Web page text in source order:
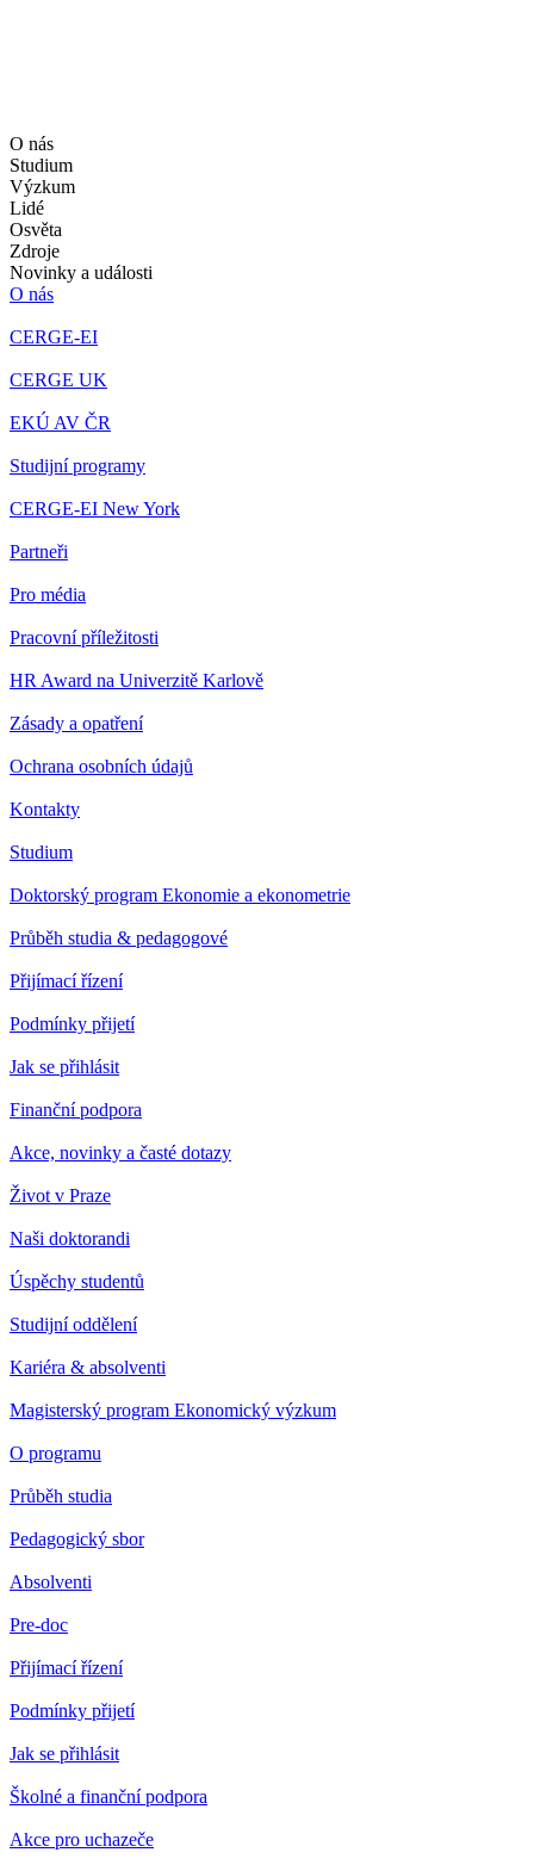
O nás
Studium
Výzkum
Lidé
Osvěta
Zdroje
Novinky a události
O nás
CERGE-EI
CERGE UK
EKÚ AV ČR
Studijní programy
CERGE-EI New York
Partneři
Pro média
Pracovní příležitosti
HR Award na Univerzitě Karlově
Zásady a opatření
Ochrana osobních údajů
Kontakty
Studium
Doktorský program Ekonomie a ekonometrie
Průběh studia & pedagogové
Přijímací řízení
Podmínky přijetí
Jak se přihlásit
Finanční podpora
Akce, novinky a časté dotazy
Život v Praze
Naši doktorandi
Úspěchy studentů
Studijní oddělení
Kariéra & absolventi
Magisterský program Ekonomický výzkum
O programu
Průběh studia
Pedagogický sbor
Absolventi
Pre-doc
Přijímací řízení
Podmínky přijetí
Jak se přihlásit
Školné a finanční podpora
Akce pro uchazeče